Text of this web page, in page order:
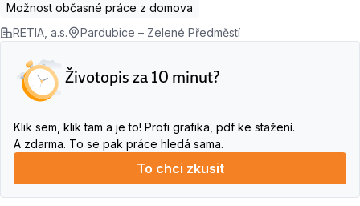
Možnost občasné práce z domova
RETIA, a.s.
Pardubice – Zelené Předměstí
Životopis za 10 minut?
Klik sem, klik tam a je to! Profi grafika, pdf ke stažení.
A zdarma. To se pak práce hledá sama.
To chci zkusit